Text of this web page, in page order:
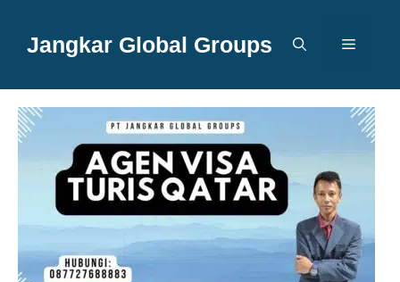
Jangkar Global Groups Menu